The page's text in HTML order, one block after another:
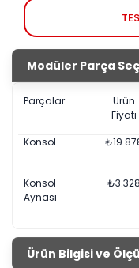
Modüler Parça
Parçalar
Ürün
Fiyatı
Konsol
₺
Konsol
Aynası
₺3.328
Ürün Bilgisi ve